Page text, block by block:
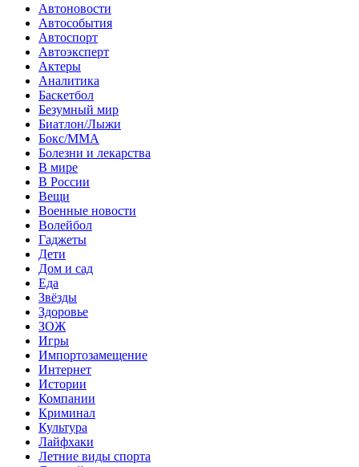
Автоновости
Автособытия
Автоспорт
Автоэксперт
Актеры
Аналитика
Баскетбол
Безумный мир
Биатлон/Лыжи
Бокс/MMA
Болезни и лекарства
В мире
В России
Вещи
Военные новости
Волейбол
Гаджеты
Дети
Дом и сад
Еда
Звёзды
Здоровье
ЗОЖ
Игры
Импортозамещение
Интернет
Истории
Компании
Криминал
Культура
Лайфхаки
Летние виды спорта